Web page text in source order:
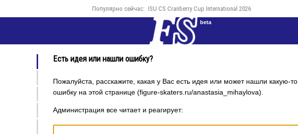
Популярно сейчас: ISU CS Cranberry Cup International 2026
beta
Есть идея или нашли ошибку?
Пожалуйста, расскажите, какая у Вас есть идея или может нашли какую-то
ошибку на этой странице (figure-skaters.ru/anastasia_mihaylova).
Администрация все читает и реагирует: